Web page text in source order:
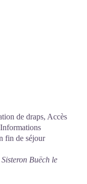
de draps, Accès
fin de séjour
Buëch le